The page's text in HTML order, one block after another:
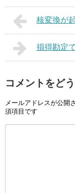
核変換が
損得勘定
コメントをど
メールアドレスが公開
須項目です